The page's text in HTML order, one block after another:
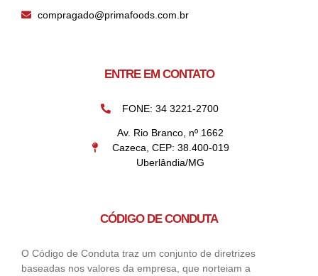
compragado@primafoods.com.br
ENTRE EM CONTATO
FONE: 34 3221-2700
Av. Rio Branco, nº 1662
Cazeca, CEP: 38.400-019
Uberlândia/MG
CÓDIGO DE CONDUTA
O Código de Conduta traz um conjunto de diretrizes
baseadas nos valores da empresa, que norteiam a